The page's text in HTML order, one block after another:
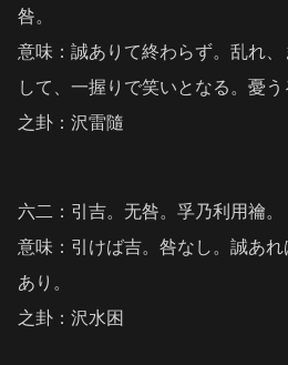
咎。
意味：誠ありて終わらず。乱れ
して、一握りで笑いとなる。憂う
之卦：沢雷隨
六二：引吉。无咎。孚乃利用禴。
意味：引けば吉。咎なし。誠あ
あり。
之卦：沢水困